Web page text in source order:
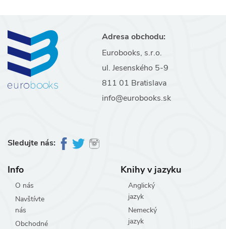
Adresa obchodu:
Eurobooks, s.r.o.
ul. Jesenského 5-9
811 01 Bratislava
info@eurobooks.sk
Sledujte nás:
Info
O nás
Navštívte
nás
Obchodné
Knihy v jazyku
Anglický
jazyk
Nemecký
jazyk